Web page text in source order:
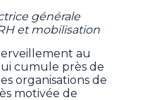
générale
et mobilisation
au
cumule près de
organisations de
motivée de